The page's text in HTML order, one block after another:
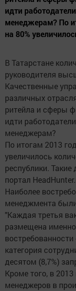
идти
менеджерам? По
на 80%
В Татарстане
руководителя
Качественные
различных
ритейла и сферы
идти
менеджерам?
По итогам 2013
увеличилось
республики.
портал
Наиболее
менеджмента
"Каждая третья
размещена
категория
десятом (8,7%)
Кроме того, в
менеджеров в